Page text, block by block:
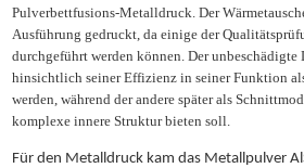
Pulverbettfusions-Metalldruck. Der
Ausführung gedruckt, da einige der
durchgeführt werden können. Der unbeschädigte
hinsichtlich seiner Effizienz in seiner Funktion
werden, während der andere später als
komplexe innere Struktur bieten soll.
Für den Metalldruck kam das Metallpulver